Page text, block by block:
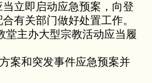
立即启动应急预案，向登
有关部门做好处置工作。
主办大型宗教活动应当履
和突发事件应急预案并